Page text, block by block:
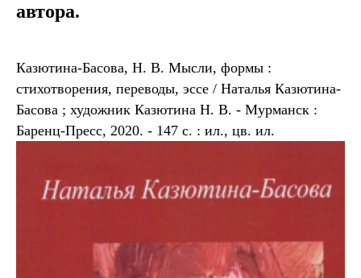
автора.
Казютина-Басова, Н. В. Мысли, формы :
стихотворения, переводы, эссе / Наталья Казютина-
Басова ; художник Казютина Н. В. - Мурманск :
Баренц-Пресс, 2020. - 147 с. : ил., цв. ил.